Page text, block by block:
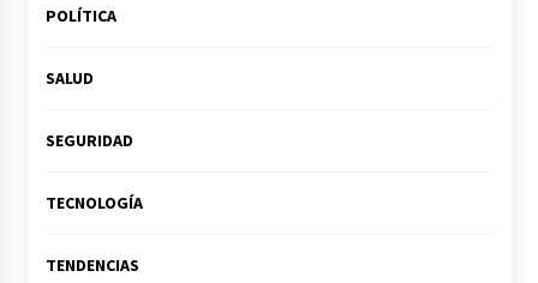
POLÍTICA
SALUD
SEGURIDAD
TECNOLOGÍA
TENDENCIAS